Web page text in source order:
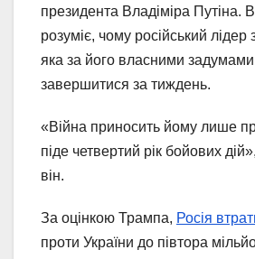
президента Владіміра Путіна.
розуміє, чому російський лідер
яка за його власними
завершитися за тиждень.
«Війна приносить йому лише
піде четвертий рік бойових
він.
За оцінкою Трампа, Росія
проти України до півтора